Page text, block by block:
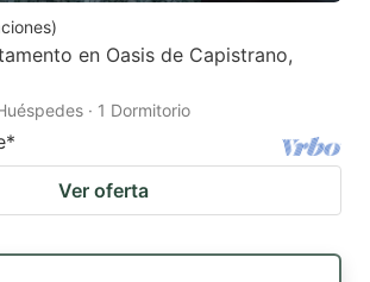
)
en Oasis de Capistrano,
· 1 Dormitorio
*
Ver oferta